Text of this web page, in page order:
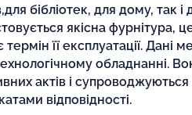
бібліотек, для дому, так
якісна фурнітура,
термін її експлуатації. Дані
обладнанні.
актів і супроводжуються
відповідності.